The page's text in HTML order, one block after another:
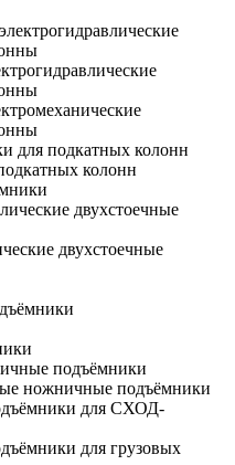
для подкатных колонн
колонн
двухстоечные
двухстоечные
подъёмники
ножничные подъёмники
для СХОД-
для грузовых